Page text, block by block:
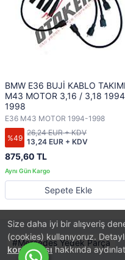
Size daha iyi bir alışveriş
(cookies) kullanıyoruz.
korunmasıhakkında
BMW E36 BUJİ KABLO TAKIMI
M43 MOTOR 3,16 / 3,18
1998
E36 M43 MOTOR 1994-1998
%49
875,60 TL
13,24 EUR + KDV
26,24 EUR + KDV
Sepete Ekle
Mercedes Yedek Parça